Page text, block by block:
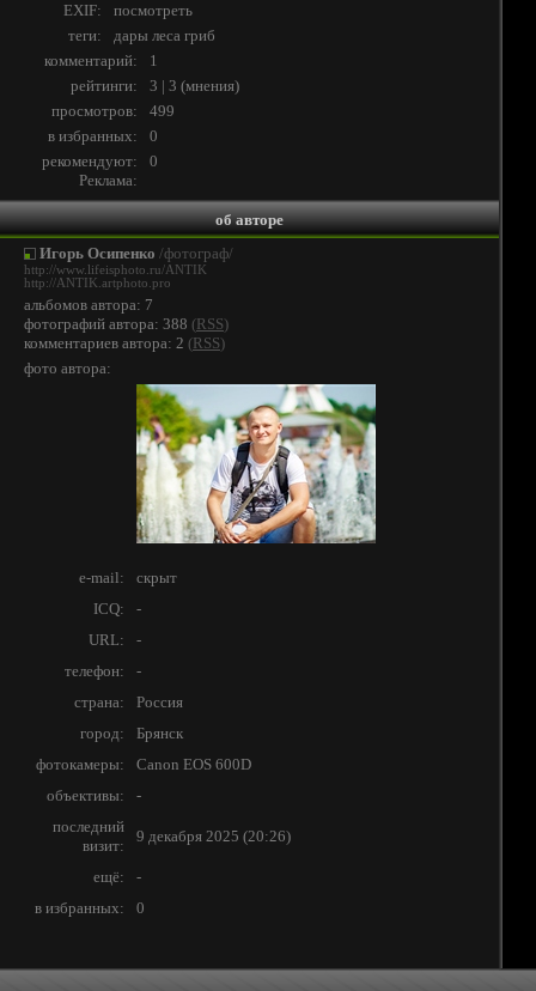
EXIF:
посмотреть
теги:
дары леса гриб
комментарий:
1
рейтинги:
3 | 3 (мнения)
просмотров:
499
в избранных:
0
рекомендуют:
0
Реклама:
об авторе
Игорь Осипенко /фотограф/
http://www.lifeisphoto.ru/ANTIK
http://ANTIK.artphoto.pro
альбомов автора: 7
фотографий автора: 388 (RSS)
комментариев автора: 2 (RSS)
фото автора:
e-mail:
скрыт
ICQ:
-
URL:
-
телефон:
-
страна:
Россия
город:
Брянск
фотокамеры:
Canon EOS 600D
объективы:
-
последний
визит:
9 декабря 2025 (20:26)
ещё:
-
в избранных:
0